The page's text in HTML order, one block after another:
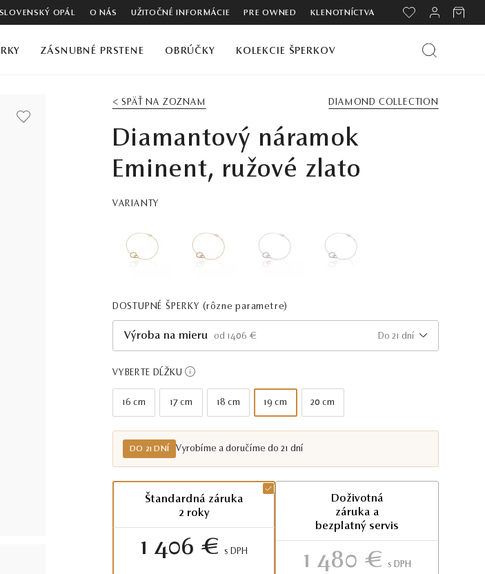
SLOVENSKÝ OPÁL O NÁS UŽITOČNÉ INFORMÁCIE PRE OWNED KLENOTNÍCTVA
ZÁSNUBNÉ PRSTENE OBRÚČKY KOLEKCIE ŠPERKOV
< SPÄŤ NA ZOZNAM DIAMOND COLLECTION
Diamantový náramok
Eminent, ružové zlato
VARIANTY
DOSTUPNÉ ŠPERKY (rôzne parametre)
Výroba na mieru od 1406 € Do 21 dní
VYBERTE DĹŽKU
16 cm 17 cm 18 cm 19 cm 20 cm
DO 21 DNÍ Vyrobíme a doručíme do 21 dní
Štandardná záruka
2 roky
1 406 € S DPH
Doživotná
záruka a
bezplatný servis
1 480 € S DPH